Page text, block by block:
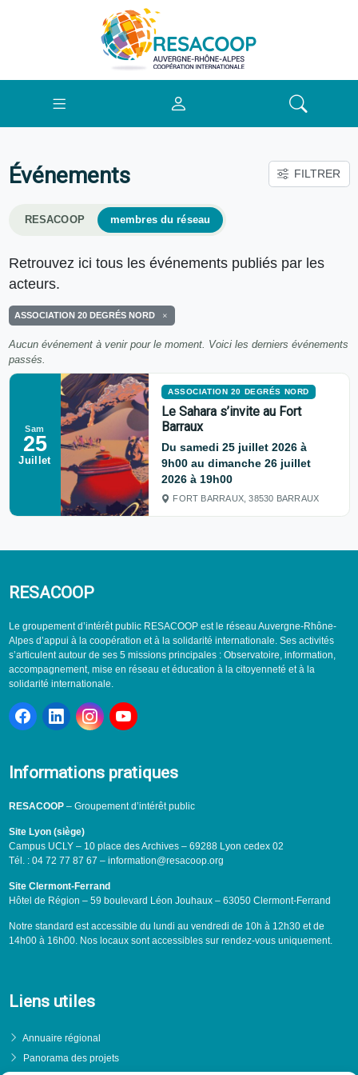
Événements FILTRER
RESACOOP membres du réseau
Retrouvez ici tous les événements publiés par les
acteurs.
ASSOCIATION 20 DEGRÉS NORD
Aucun événement à venir pour le moment. Voici les derniers événements
passés.
Sam
25
Juillet
ASSOCIATION 20 DEGRÉS NORD
Le Sahara s’invite au Fort
Barraux
Du samedi 25 juillet 2026 à
9h00 au dimanche 26 juillet
2026 à 19h00
FORT BARRAUX, 38530 BARRAUX
RESACOOP
Le groupement d’intérêt public RESACOOP est le réseau Auvergne-Rhône-
Alpes d’appui à la coopération et à la solidarité internationale. Ses activités
s’articulent autour de ses 5 missions principales : Observatoire, information,
accompagnement, mise en réseau et éducation à la citoyenneté et à la
solidarité internationale.
Informations pratiques
RESACOOP– Groupement d’intérêt public
Site Lyon (siège)
Campus UCLY – 10 place des Archives – 69288 Lyon cedex 02
Tél. : 04 72 77 87 67 – information@resacoop.org
Site Clermont-Ferrand
Hôtel de Région – 59 boulevard Léon Jouhaux – 63050 Clermont-Ferrand
Notre standard est accessible du lundi au vendredi de 10h à 12h30 et de
14h00 à 16h00. Nos locaux sont accessibles sur rendez-vous uniquement.
Liens utiles
Annuaire régional
Panorama des projets